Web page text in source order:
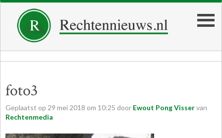
foto3
Geplaatst op 29 mei 2018 om 10:25 door Ewout Pong Visservan
Rechtenmedia